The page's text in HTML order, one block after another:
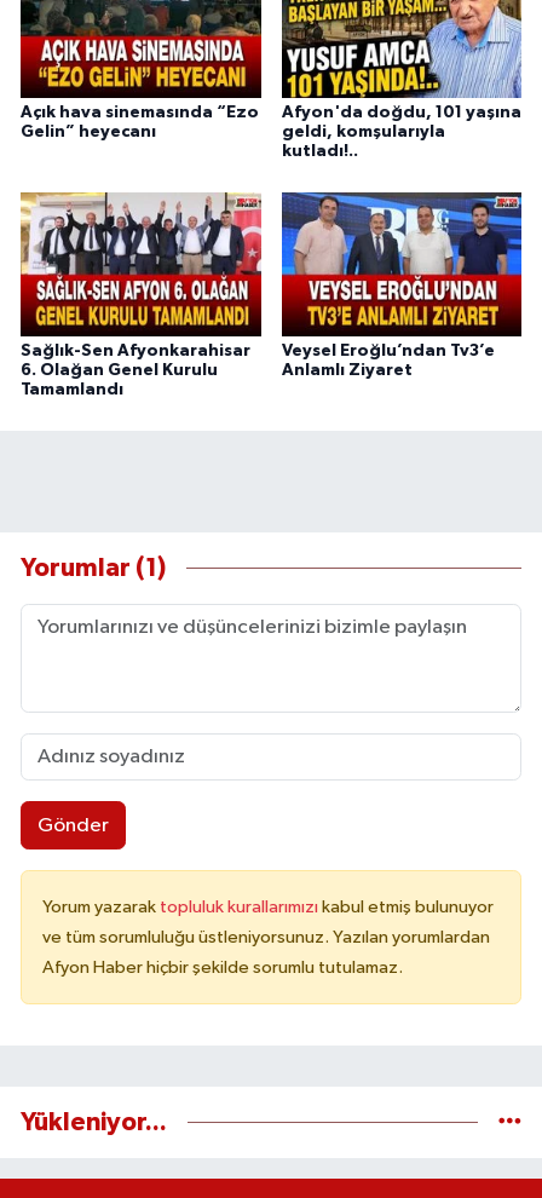
Açık hava sinemasında “Ezo
Gelin” heyecanı
Afyon'da doğdu, 101 yaşına
geldi, komşularıyla
kutladı!..
Sağlık-Sen Afyonkarahisar
6. Olağan Genel Kurulu
Tamamlandı
Veysel Eroğlu’ndan Tv3’e
Anlamlı Ziyaret
Yorumlar (1)
Gönder
Yorum yazarak topluluk kurallarımızı kabul etmiş bulunuyor
ve tüm sorumluluğu üstleniyorsunuz. Yazılan yorumlardan
Afyon Haber hiçbir şekilde sorumlu tutulamaz.
Yükleniyor...